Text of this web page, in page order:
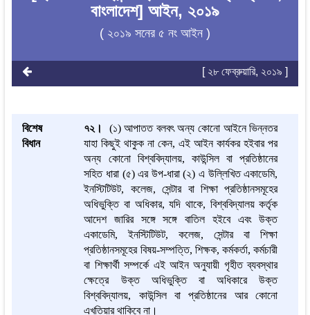
বাংলাদেশ] আইন, ২০১৯
( ২০১৯ সনের ৫ নং আইন )
[ ২৮ ফেব্রুয়ারি, ২০১৯ ]
বিশেষ
বিধান
৭২। (১) আপাতত বলবৎ অন্য কোন আইনে ভিন্নতর
যাহা কিছুই থাকুক না কেন, এই আইন কার্যকর হইবার পর
অন্য কোনো বিশ্ববিদ্যালয়, কাউন্সিল বা প্রতিষ্ঠানের
সহিত ধারা (৫) এর উপ-ধারা (২) এ উল্লিখিতএকাডেমি,
ইনস্টিটিউট, কলেজ,সেন্টার বা শিক্ষা প্রতিষ্ঠানসমূহের
অধিভুক্তি বা অধিকার, যদি থাকে, বিশ্ববিদ্যালয় কর্তৃক
আদেশ জারির সঙ্গে সঙ্গেবাতিল হইবে এবং উক্ত
একাডেমি, ইনস্টিটিউট, কলেজ,সেন্টার বা শিক্ষা
প্রতিষ্ঠানসমূহের বিষয়-সম্পত্তি, শিক্ষক, কর্মকর্তা, কর্মচারী
বা শিক্ষার্থীসম্পর্কে এই আইন অনুযায়ী গৃহীত ব্যবস্থার
ক্ষেত্রে উক্ত অধিভুক্তি বা অধিকারে উক্ত
বিশ্ববিদ্যালয়, কাউন্সিল বা প্রতিষ্ঠানের আর কোন
এখতিয়ারথাকিবে না।